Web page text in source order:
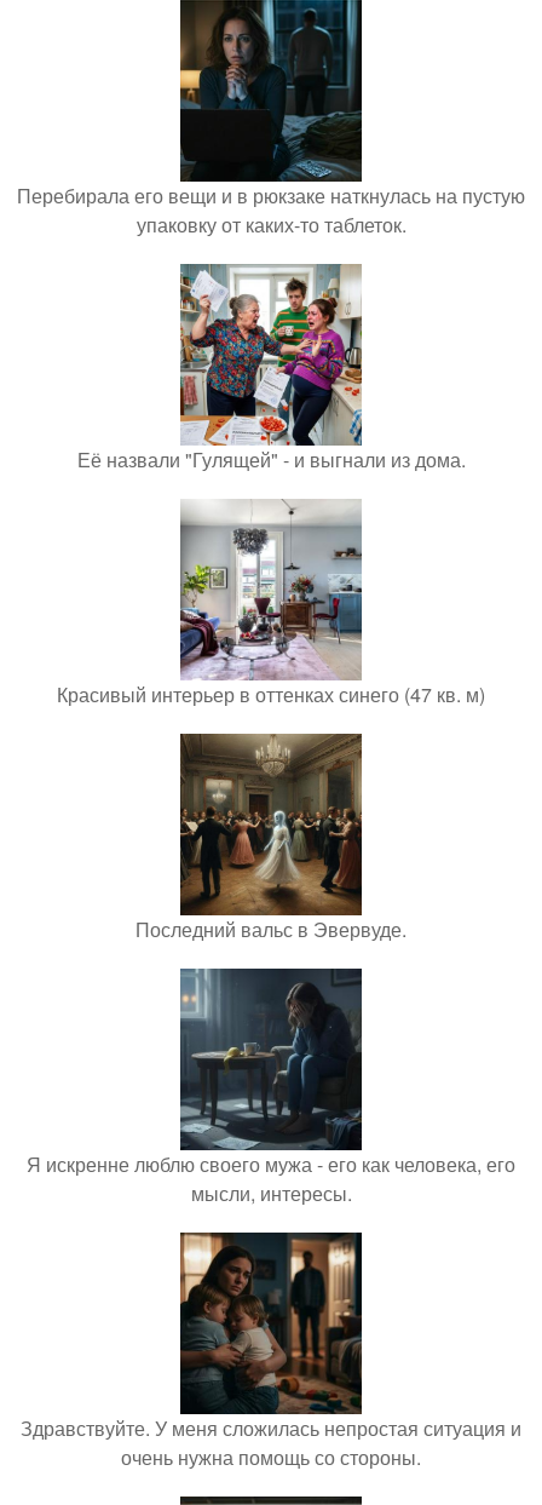
Перебирала его вещи и в рюкзаке наткнулась на пустую
упаковку от каких-то таблеток.
Её назвали "Гулящей" - и выгнали из дома.
Красивый интерьер в оттенках синего (47 кв. м)
Последний вальс в Эвервуде.
Я искренне люблю своего мужа - его как человека, его
мысли, интересы.
Здравствуйте. У меня сложилась непростая ситуация и
очень нужна помощь со стороны.